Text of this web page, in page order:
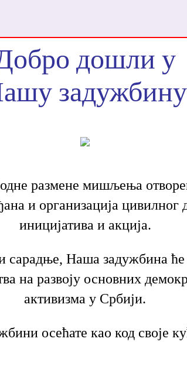
дошли у
задужбину
размене мишљења
и организација цивилног
иницијатива и акција.
сарадње, Наша задужбина ће
на развоју основних
активизма у Србији.
осећате као код своје